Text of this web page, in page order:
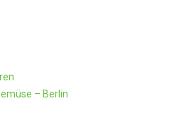
– Berlin